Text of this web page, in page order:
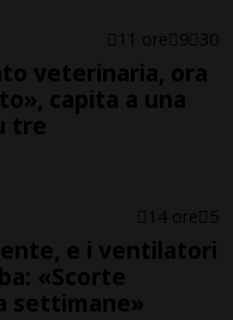
11 ore 9 30
veterinaria, ora
capita a una
tre
14 ore 5
e i ventilatori
«Scorte
settimane»